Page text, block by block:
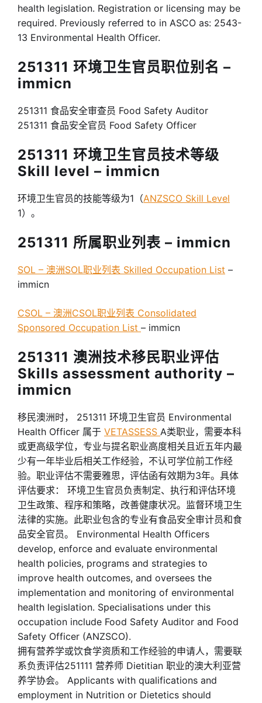
health legislation. Registration or licensing may be
required. Previously referred to in ASCO as: 2543-
13 Environmental Health Officer.
251311 环境卫生官员职位别名 –
immicn
251311 食品安全审查员 Food Safety Auditor
251311 食品安全官员 Food Safety Officer
251311 环境卫生官员技术等级
Skill level – immicn
环境卫生官员的技能等级为1（ANZSCO Skill Level
1）。
251311 所属职业列表 – immicn
SOL – 澳洲SOL职业列表 Skilled Occupation List –
immicn
CSOL – 澳洲CSOL职业列表 Consolidated
Sponsored Occupation List – immicn
251311 澳洲技术移民职业评估
Skills assessment authority –
immicn
移民澳洲时， 251311 环境卫生官员 Environmental
Health Officer 属于 VETASSESS A类职业，需要本科
或更高级学位，专业与提名职业高度相关且近五年内最
少有一年毕业后相关工作经验，不认可学位前工作经
验。职业评估不需要雅思，评估函有效期为3年。具体
评估要求： 环境卫生官员负责制定、执行和评估环境
卫生政策、程序和策略，改善健康状况。监督环境卫生
法律的实施。此职业包含的专业有食品安全审计员和食
品安全官员。 Environmental Health Officers
develop, enforce and evaluate environmental
health policies, programs and strategies to
improve health outcomes, and oversees the
implementation and monitoring of environmental
health legislation. Specialisations under this
occupation include Food Safety Auditor and Food
Safety Officer (ANZSCO).
拥有营养学或饮食学资质和工作经验的申请人，需要联
系负责评估251111 营养师 Dietitian 职业的澳大利亚营
养学协会。 Applicants with qualifications and
employment in Nutrition or Dietetics should